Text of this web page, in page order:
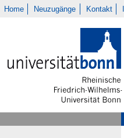
Home Neuzugänge Kontakt